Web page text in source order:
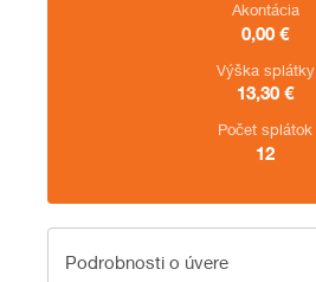
Akontácia
0,00 €
Výška splátky
13,30 €
Počet splátok
12
Podrobnosti o úvere
Podrobnosti o úvere